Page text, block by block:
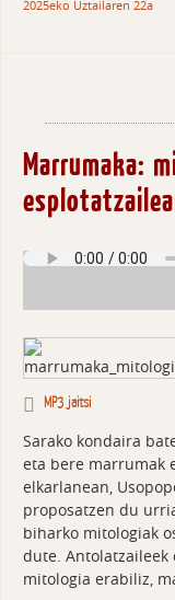
2025eko Uztailaren 22a
Marrumaka:
MP3 jaitsi
Sarako kondaira
eta bere marrumak
elkarlanean,
proposatzen du
biharko mitologiak
dute. Antolatzaileek
mitologia erabiliz,